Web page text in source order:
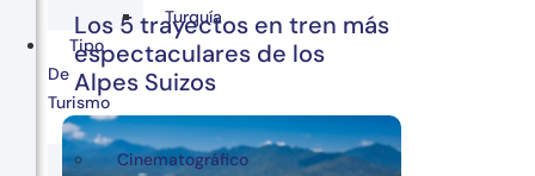
Los 5 trayectos en tren más
espectaculares de los
Alpes Suizos
Turquía
Tipo
De
Turismo
Cinematográfico